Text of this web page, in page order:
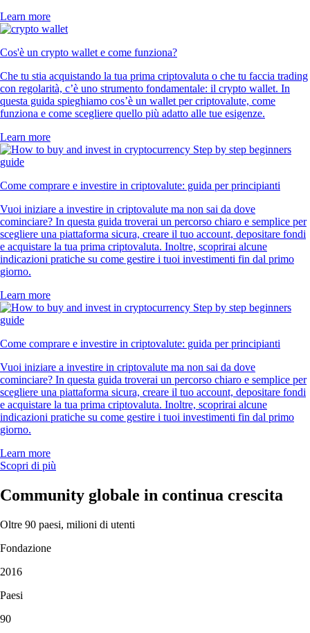
Learn more
Cos'è un crypto wallet e come funziona?
Che tu stia acquistando la tua prima criptovaluta o che tu faccia trading
con regolarità, c’è uno strumento fondamentale: il crypto wallet. In
questa guida spieghiamo cos’è un wallet per criptovalute, come
funziona e come scegliere quello più adatto alle tue esigenze.
Learn more
Come comprare e investire in criptovalute: guida per principianti
Vuoi iniziare a investire in criptovalute ma non sai da dove
cominciare? In questa guida troverai un percorso chiaro e semplice per
scegliere una piattaforma sicura, creare il tuo account, depositare fondi
e acquistare la tua prima criptovaluta. Inoltre, scoprirai alcune
indicazioni pratiche su come gestire i tuoi investimenti fin dal primo
giorno.
Learn more
Come comprare e investire in criptovalute: guida per principianti
Vuoi iniziare a investire in criptovalute ma non sai da dove
cominciare? In questa guida troverai un percorso chiaro e semplice per
scegliere una piattaforma sicura, creare il tuo account, depositare fondi
e acquistare la tua prima criptovaluta. Inoltre, scoprirai alcune
indicazioni pratiche su come gestire i tuoi investimenti fin dal primo
giorno.
Learn more
Scopri di più
Community globale in continua crescita
Oltre 90 paesi, milioni di utenti
Fondazione
2016
Paesi
90